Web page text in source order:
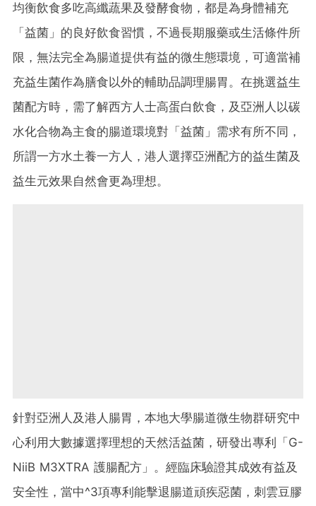
均衡飲食多吃高纖蔬果及發酵食物，都是為身體補充
「益菌」的良好飲食習慣，不過長期服藥或生活條件所
限，無法完全為腸道提供有益的微生態環境，可適當補
充益生菌作為膳食以外的輔助品調理腸胃。在挑選益生
菌配方時，需了解西方人士高蛋白飲食，及亞洲人以碳
水化合物為主食的腸道環境對「益菌」需求有所不同，
所謂一方水土養一方人，港人選擇亞洲配方的益生菌及
益生元效果自然會更為理想。
針對亞洲人及港人腸胃，本地大學腸道微生物群研究中
心利用大數據選擇理想的天然活益菌，研發出專利「G-
NiiB M3XTRA 護腸配方」。經臨床驗證其成效有益及
安全性，當中^3項專利能擊退腸道頑疾惡菌， 刺雲豆膠